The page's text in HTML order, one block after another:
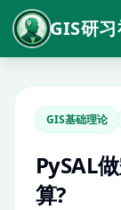
GIS研
GIS基础理论
PySAL
算?